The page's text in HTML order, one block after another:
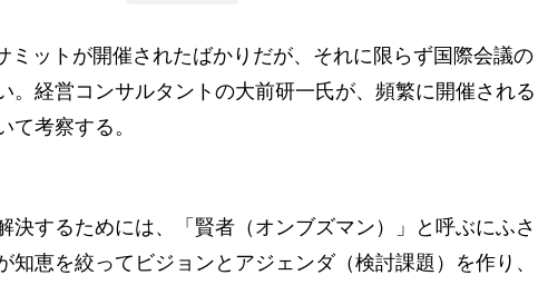
ットが開催されたばかりだが、それに限らず国際会議の
。経営コンサルタントの大前研一氏が、頻繁に開催される
て考察する。
するためには、「賢者（オンブズマン）」と呼ぶにふさ
知恵を絞ってビジョンとアジェンダ（検討課題）を作り、